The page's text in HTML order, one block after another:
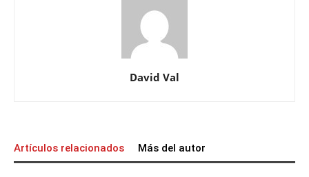
David Val
Artículos relacionados Más del autor